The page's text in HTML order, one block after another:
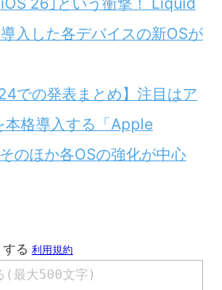
入した各デバイスの新OSが
での発表まとめ】注目はア
本格導入する「Apple
のほか各OSの強化が中心